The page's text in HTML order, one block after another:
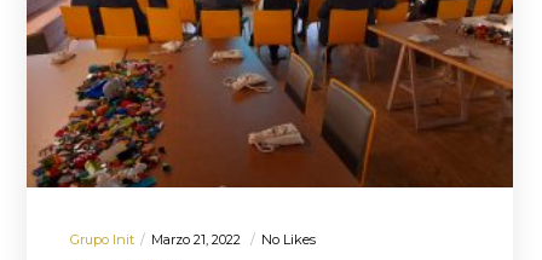
Grupo Init Marzo 21, 2022
No Likes